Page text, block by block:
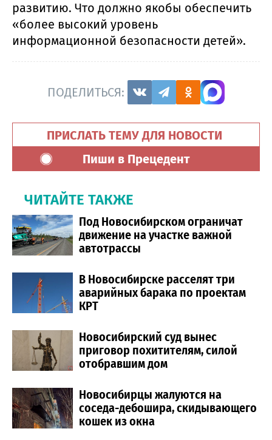
развитию. Что должно якобы обеспечить
«более высокий уровень
информационной безопасности детей».
ПОДЕЛИТЬСЯ:
ПРИСЛАТЬ ТЕМУ ДЛЯ НОВОСТИ
Пиши в Прецедент
ЧИТАЙТЕ ТАКЖЕ
Под Новосибирском ограничат
движение на участке важной
автотрассы
В Новосибирске расселят три
аварийных барака по проектам
КРТ
Новосибирский суд вынес
приговор похитителям, силой
отобравшим дом
Новосибирцы жалуются на
соседа-дебошира, скидывающего
кошек из окна